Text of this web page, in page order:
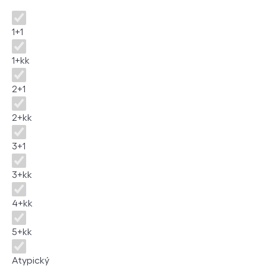
Dispozice
1+1
1+kk
2+1
2+kk
3+1
3+kk
4+kk
5+kk
Atypický